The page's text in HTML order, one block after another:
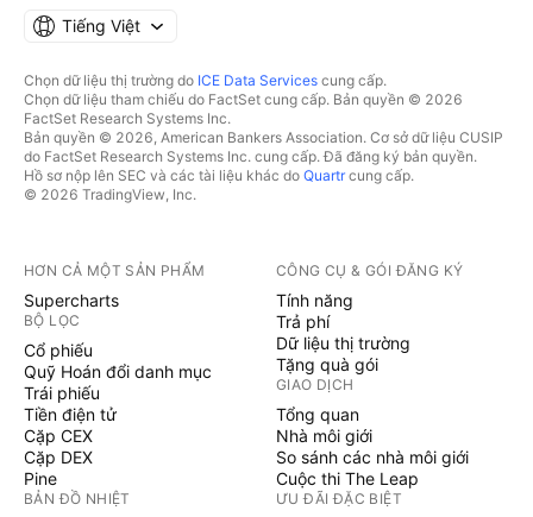
Tiếng Việt
Chọn dữ liệu thị trường do ICE Data Services cung cấp.
Chọn dữ liệu tham chiếu do FactSet cung cấp. Bản quyền © 2026
FactSet Research Systems Inc.
Bản quyền © 2026, American Bankers Association. Cơ sở dữ liệu CUSIP
do FactSet Research Systems Inc. cung cấp. Đã đăng ký bản quyền.
Hồ sơ nộp lên SEC và các tài liệu khác do Quartrcung cấp.
© 2026 TradingView, Inc.
HƠN CẢ MỘT SẢN PHẨM
Supercharts
BỘ LỌC
Cổ phiếu
Quỹ Hoán đổi danh mục
Trái phiếu
Tiền điện tử
Cặp CEX
Cặp DEX
Pine
BẢN ĐỒ NHIỆT
CÔNG CỤ & GÓI ĐĂNG KÝ
Tính năng
Trả phí
Dữ liệu thị trường
Tặng quà gói
GIAO DỊCH
Tổng quan
Nhà môi giới
So sánh các nhà môi giới
Cuộc thi The Leap
ƯU ĐÃI ĐẶC BIỆT